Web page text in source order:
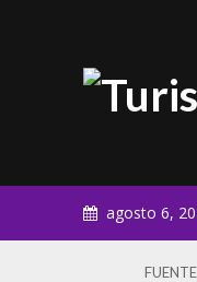
agosto 6,